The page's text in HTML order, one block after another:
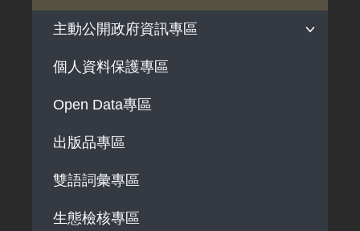
主動公開政府資訊專區
法律及法規命令
解釋性規定及裁量基準
行政指導有關文書
施政計畫、業務統計及研究報告
預算與決算書
個人資料保護專區
Open Data專區
出版品專區
雙語詞彙專區
生態檢核專區